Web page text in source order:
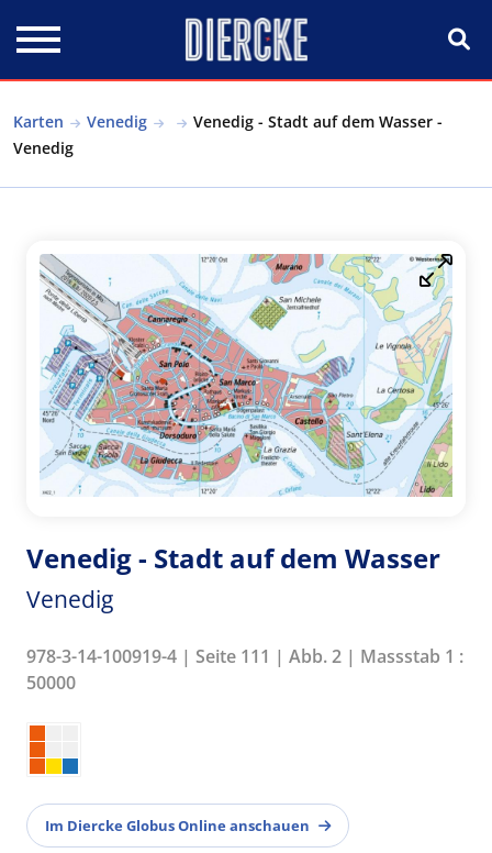
Karten Venedig
Venedig - Stadt auf dem Wasser -
Venedig
Venedig - Stadt auf dem Wasser
Venedig
978-3-14-100919-4 | Seite 111 | Abb. 2 | Massstab 1 :
50000
Im Diercke Globus Online anschauen